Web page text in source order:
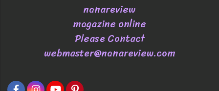
nanareview
magazine online
Please Contact
webmaster@nanareview.com